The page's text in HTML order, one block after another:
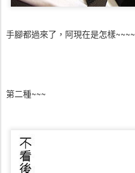
手腳都過來了，阿現在是怎樣~~~~
第二種~~~